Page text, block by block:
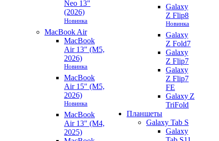
Neo 13"
(2026)
Новинка
MacBook Air
MacBook
Air 13" (M5,
2026)
Новинка
MacBook
Air 15" (M5,
2026)
Новинка
MacBook
Air 13" (M4,
2025)
Galaxy
Z Flip8
Новинка
Galaxy
Z Fold7
Galaxy
Z Flip7
Galaxy
Z Flip7
FE
Galaxy Z
TriFold
Планшеты
Galaxy Tab S
Galaxy